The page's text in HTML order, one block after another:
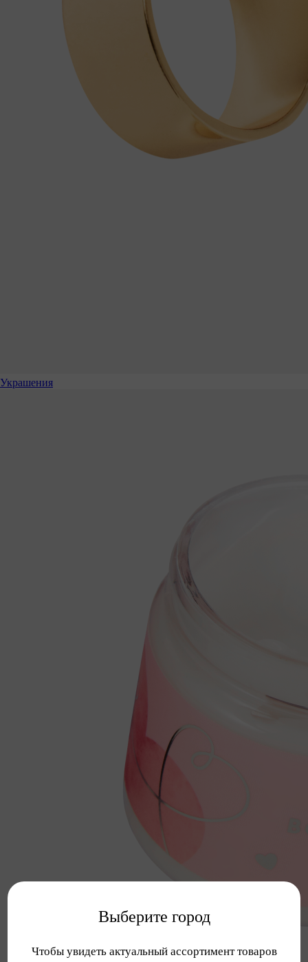
Украшения
Выберите город
Чтобы увидеть актуальный ассортимент товаров